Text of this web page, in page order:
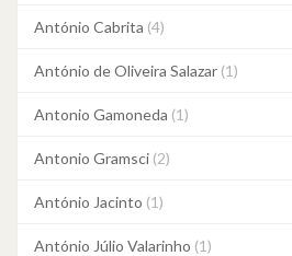
António Cabrita (4)
António de Oliveira Salazar (1)
Antonio Gamoneda (1)
Antonio Gramsci (2)
António Jacinto (1)
António Júlio Valarinho (1)